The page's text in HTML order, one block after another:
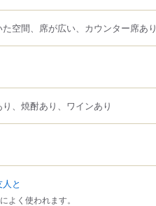
空間、席が広い、カウンター席あり
り、焼酎あり、ワインあり
と
よく使われます。